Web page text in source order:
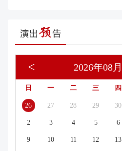
2026年08月
<
日 一 二 三 四
26 27 28 29 30
2 3 4 5 6
9 10 11 12 13